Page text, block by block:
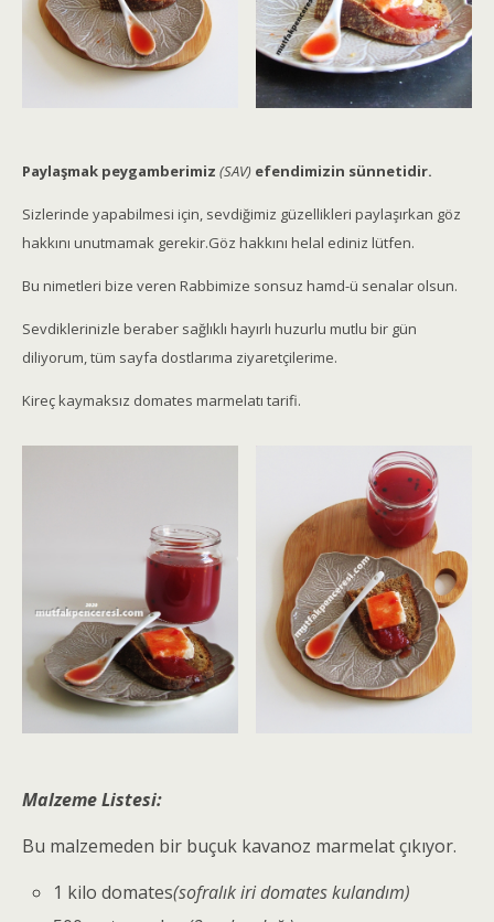
Paylaşmak peygamberimiz (SAV) efendimizin sünnetidir.
Sizlerinde yapabilmesi için, sevdiğimiz güzellikleri paylaşırkan göz
hakkını unutmamak gerekir.Göz hakkını helal ediniz lütfen.
Bu nimetleri bize veren Rabbimize sonsuz hamd-ü senalar olsun.
Sevdiklerinizle beraber sağlıklı hayırlı huzurlu mutlu bir gün
diliyorum, tüm sayfa dostlarıma ziyaretçilerime.
Kireç kaymaksız domates marmelatı tarifi.
Malzeme Listesi:
Bu malzemeden bir buçuk kavanoz marmelat çıkıyor.
1 kilo domates(sofralık iri domates kulandım)